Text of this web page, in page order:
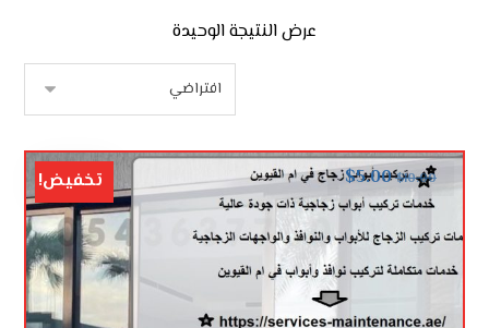
عرض النتيجة الوحيدة
$10.00
$5.00 تخفيض!